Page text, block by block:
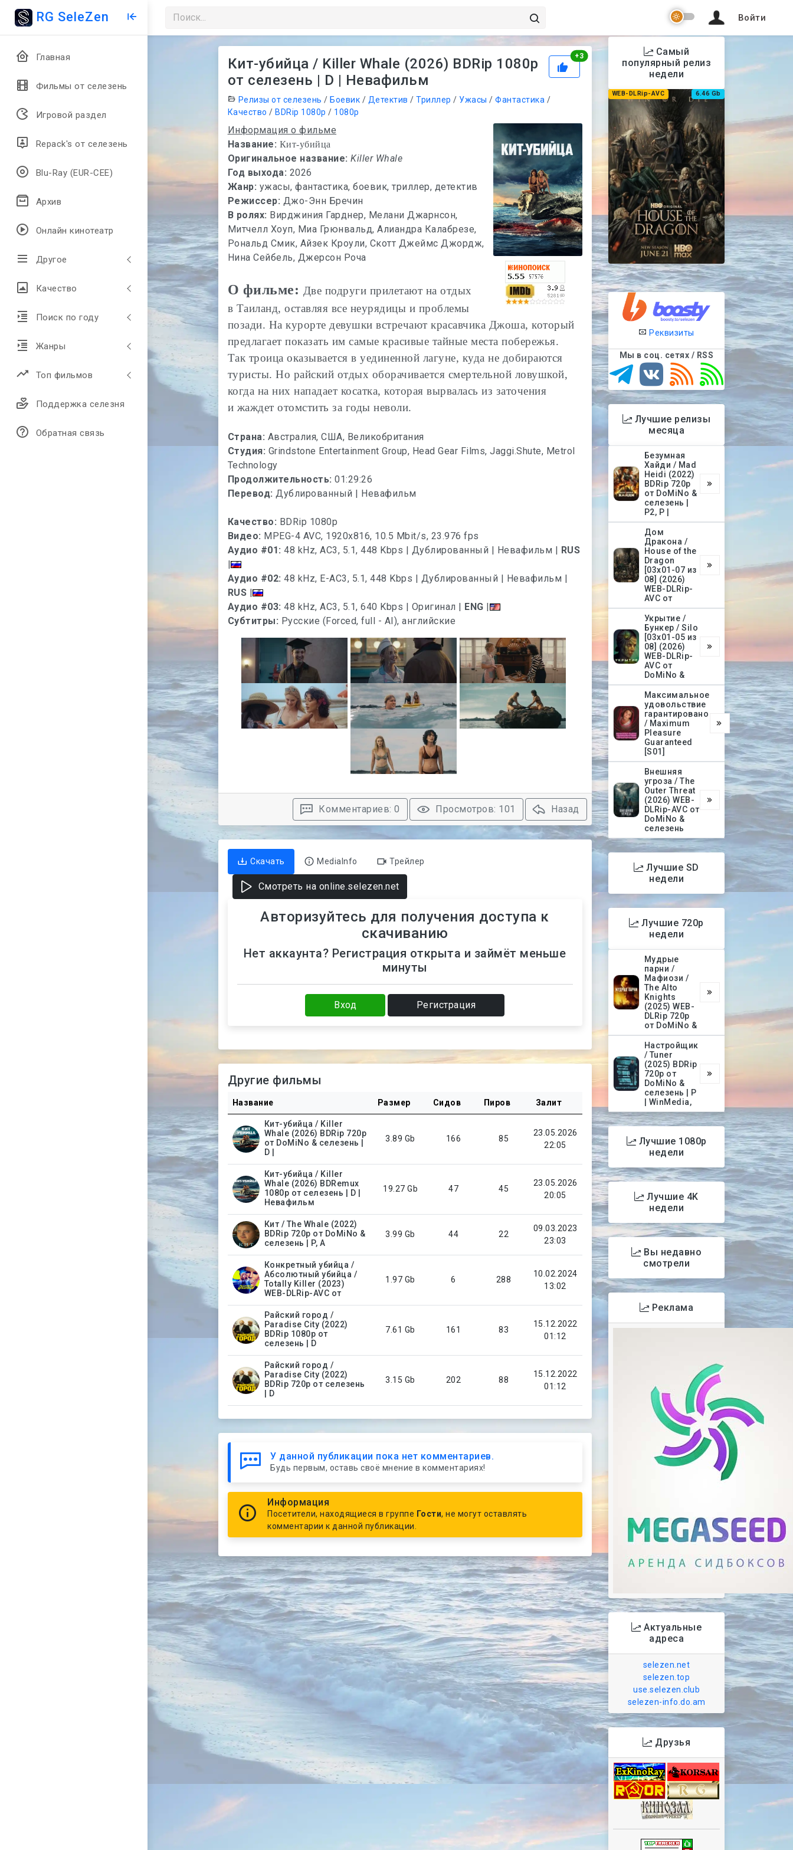
RG SeleZen
Главная
Фильмы от селезень
Игровой раздел
Repack's от селезень
Blu-Ray (EUR-CEE)
Архив
Онлайн кинотеатр
Другое
Качество
Поиск по году
Жанры
Топ фильмов
Поддержка селезня
Обратная связь
Войти
+3Рейтинг
Кит-убийца / Killer Whale (2026) BDRip 1080p
от селезень | D | Невафильм
Релизы от селезень /Боевик / Детектив /Триллер / Ужасы /Фантастика /
Качество /BDRip 1080p / 1080p
Информация о фильме
Название: Кит-убийца
Оригинальное название:Killer Whale
Год выхода: 2026
Жанр: ужасы, фантастика, боевик, триллер, детектив
Режиссер: Джо-Энн Бречин
В ролях: Вирджиния Гарднер, Мелани Джарнсон,
Митчелл Хоуп, Миа Грюнвальд, Алиандра Калабрезе,
Рональд Смик, Айзек Кроули, Скотт Джеймс Джордж,
Нина Сейбель, Джерсон Роча
О фильме: Две подруги прилетают на отдых
в Таиланд, оставляя все неурядицы и проблемы
позади. На курорте девушки встречают красавчика Джоша, который
предлагает показать им самые красивые тайные места побережья.
Так троица оказывается в уединенной лагуне, куда не добираются
туристы. Но райский отдых оборачивается смертельной ловушкой,
когда на них нападает косатка, которая вырвалась из заточения
и жаждет отомстить за годы неволи.
Страна: Австралия, США, Великобритания
Студия: Grindstone Entertainment Group, Head Gear Films, Jaggi.Shute, Metrol
Technology
Продолжительность:01:29:26
Перевод: Дублированный | Невафильм
Качество: BDRip 1080p
Видео: MPEG-4 AVC, 1920x816, 10.5 Mbit/s, 23.976 fps
Аудио #01:48 kHz, AC3, 5.1, 448 Kbps | Дублированный | Невафильм | RUS
|
Аудио #02:48 kHz, E-AC3, 5.1, 448 Kbps | Дублированный | Невафильм |
RUS |
Аудио #03:48 kHz, AC3, 5.1, 640 Kbps | Оригинал | ENG |
Субтитры: Русские (Forced, full - AI), английские
Комментариев: 0 Просмотров: 101 Назад
Скачать MediaInfo Трейлер
Смотреть на online.selezen.net
Авторизуйтесь для получения доступа к
скачиванию
Нет аккаунта? Регистрация открыта и займёт меньше
минуты
Вход Регистрация
Другие фильмы
Название Размер Сидов Пиров Залит
Кит-убийца / Killer
Whale (2026) BDRip 720p
от DoMiNo & селезень |
D |
3.89 Gb 166 85
23.05.2026
22:05
Кит-убийца / Killer
Whale (2026) BDRemux
1080p от селезень | D |
Невафильм
19.27 Gb 47 45
23.05.2026
20:05
Кит / The Whale (2022)
BDRip 720p от DoMiNo &
селезень | P, A
3.99 Gb 44 22
09.03.2023
23:03
Конкретный убийца /
Абсолютный убийца /
Totally Killer (2023)
WEB-DLRip-AVC от
1.97 Gb 6 288
10.02.2024
13:02
Райский город /
Paradise City (2022)
BDRip 1080p от
селезень | D
7.61 Gb 161 83
15.12.2022
01:12
Райский город /
Paradise City (2022)
BDRip 720p от селезень
| D
3.15 Gb 202 88
15.12.2022
01:12
У данной публикации пока нет комментариев.
Будь первым, оставь своё мнение в комментариях!
Информация
Посетители, находящиеся в группе Гости, не могут оставлять
комментарии к данной публикации.
Самый
популярный релиз
недели
WEB-DLRip-AVC 6.46 Gb
Реквизиты
Мы в соц. сетях / RSS
Лучшие релизы
месяца
Безумная
Хайди / Mad
Heidi (2022)
BDRip 720p
от DoMiNo &
селезень |
P2, P |
Дом
Дракона /
House of the
Dragon
[03х01-07 из
08] (2026)
WEB-DLRip-
AVC от
Укрытие /
Бункер / Silo
[03х01-05 из
08] (2026)
WEB-DLRip-
AVC от
DoMiNo &
Максимальное
удовольствие
гарантировано
/ Maximum
Pleasure
Guaranteed
[S01]
Внешняя
угроза / The
Outer Threat
(2026) WEB-
DLRip-AVC от
DoMiNo &
селезень
Лучшие SD
недели
Лучшие 720p
недели
Мудрые
парни /
Мафиози /
The Alto
Knights
(2025) WEB-
DLRip 720p
от DoMiNo &
Настройщик
/ Tuner
(2025) BDRip
720p от
DoMiNo &
селезень | P
| WinMedia,
Лучшие 1080p
недели
Лучшие 4K
недели
Вы недавно
смотрели
Реклама
Актуальные
адреса
selezen.net
selezen.top
use.selezen.club
selezen-info.do.am
Друзья